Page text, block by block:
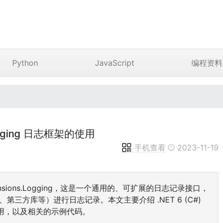
Python JavaScript 编程资料
日志框架的使用
手机查看 2023-11-19
，这是一个通用的、可扩展的日志记录接口，
第三方库等）进行日志记录。本文主要介绍 .NET 6 (C#)
以及相关的示例代码。